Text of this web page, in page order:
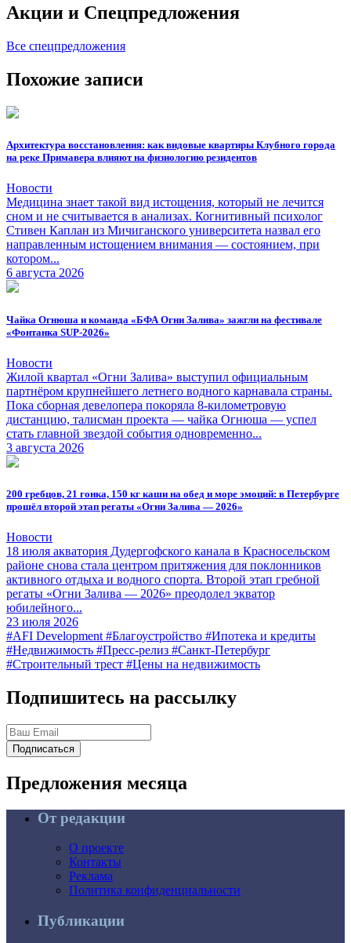
Акции и Спецпредложения
Все спецпредложения
Похожие записи
Архитектура восстановления: как видовые квартиры Клубного города
на реке Примавера влияют на физиологию резидентов
Новости
Медицина знает такой вид истощения, который не лечится
сном и не считывается в анализах. Когнитивный психолог
Стивен Каплан из Мичиганского университета назвал его
направленным истощением внимания — состоянием, при
котором...
6 августа 2026
Чайка Огнюша и команда «БФА Огни Залива» зажгли на фестивале
«Фонтанка SUP-2026»
Новости
Жилой квартал «Огни Залива» выступил официальным
партнёром крупнейшего летнего водного карнавала страны.
Пока сборная девелопера покоряла 8-километровую
дистанцию, талисман проекта — чайка Огнюша — успел
стать главной звездой события одновременно...
3 августа 2026
200 гребцов, 21 гонка, 150 кг каши на обед и море эмоций: в Петербурге
прошёл второй этап регаты «Огни Залива — 2026»
Новости
18 июля акватория Дудергофского канала в Красносельском
районе снова стала центром притяжения для поклонников
активного отдыха и водного спорта. Второй этап гребной
регаты «Огни Залива — 2026» преодолел экватор
юбилейного...
23 июля 2026
#AFI Development #Благоустройство #Ипотека и кредиты
#Недвижимость #Пресс-релиз #Санкт-Петербург
#Строительный трест #Цены на недвижимость
Подпишитесь на рассылку
Подписаться
Предложения месяца
От редакции
О проекте
Контакты
Реклама
Политика конфиденциальности
Публикации